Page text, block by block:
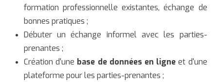
formation professionnelle existantes, échange de
bonnes pratiques ;
Débuter un échange informel avec les parties-
prenantes ;
Création d'une base de données en ligne et d'une
plateforme pour les parties-prenantes ;